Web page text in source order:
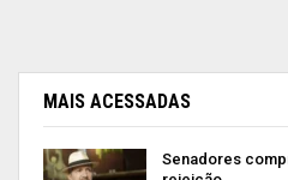
MAIS ACESSADAS
Senadores